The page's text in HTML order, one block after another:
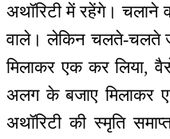
अथॉरिटी में रहेंगे।
वाले। लेकिन चलते-चलते
मिलाकर एक कर लिया,
अलग के बजाए मिलाकर
अथॉरिटी की स्मृति